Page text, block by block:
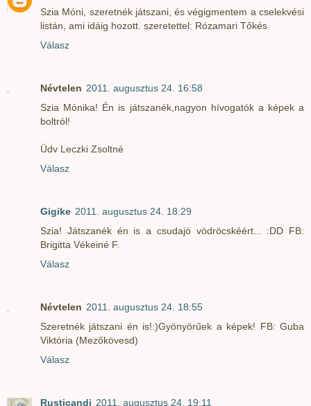
Szia Móni, szeretnék játszani, és végigmentem a cselekvési
listán, ami idáig hozott. szeretettel: Rózamari Tőkés
Válasz
Névtelen 2011. augusztus 24. 16:58
Szia Mónika! Én is játszanék,nagyon hívogatók a képek a
boltról!
Üdv Leczki Zsoltné
Válasz
Gigike 2011. augusztus 24. 18:29
Szia! Játszanék én is a csudajó vödröcskéért... :DD FB:
Brigitta Vékeiné F.
Válasz
Névtelen 2011. augusztus 24. 18:55
Szeretnék játszani én is!:)Gyönyörűek a képek! FB: Guba
Viktória (Mezőkövesd)
Válasz
Rusticandi 2011. augusztus 24. 19:11